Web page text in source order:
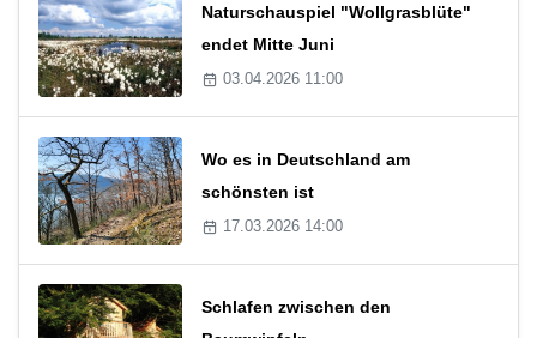
Naturschauspiel "Wollgrasblüte"
endet Mitte Juni
03.04.2026 11:00
Wo es in Deutschland am
schönsten ist
17.03.2026 14:00
Schlafen zwischen den